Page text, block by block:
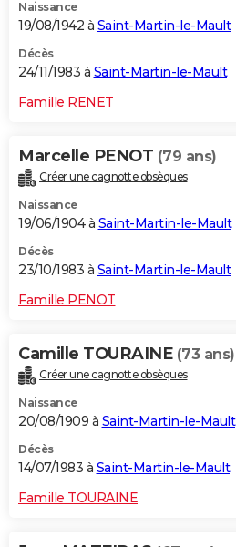
Naissance
19/08/1942 à Saint-Martin-le-Mault
Décès
24/11/1983 à Saint-Martin-le-Mault
Famille RENET
Marcelle PENOT (79 ans)
Créer une cagnotte obsèques
Naissance
19/06/1904 à Saint-Martin-le-Mault
Décès
23/10/1983 à Saint-Martin-le-Mault
Famille PENOT
Camille TOURAINE (73 ans)
Créer une cagnotte obsèques
Naissance
20/08/1909 à Saint-Martin-le-Mault
Décès
14/07/1983 à Saint-Martin-le-Mault
Famille TOURAINE